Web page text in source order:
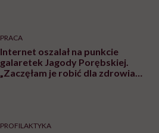
PRACA
Internet oszalał na punkcie
galaretek Jagody Porębskiej.
„Zaczęłam je robić dla zdrowia
PROFILAKTYKA